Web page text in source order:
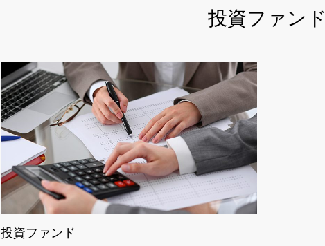
投資ファンド
投資ファンド